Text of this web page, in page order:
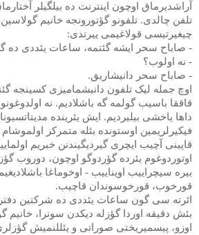
آراشدیرماق اوچون اینترنت ده بیلگیلر
تلفن چالدی. تلفونو گؤتورونجه خانیم
چیغیرتیسی قولاغیمی ییرتدی:
- صاباح سحر ایشه گئتمه، ساعات یئددی ده گل
- نه اولوب؟
- صاباح سحر دانیشاریق.
اوچ جمله لیک تلفون دانیشمامیزی کسینجه
قاققا باسیب گولمه گه باشلادیم. نه
داها یاخشی بیلیردیم. ایش یئرینده
فیکیرلریمین اوستونده بئله متمرکز
قاپینی آچیب ایچری گیردیگیندنن خبریم
اوتوردوغوم یئرده گؤردوگو اوچون، دوروب
بیره سیچراییب اویناییب - اوخوماغا
قورخوب، قورخوسوندان قاچیب.
ائرته سی گون ساعات یئددی ده شرکتین
بئش دقیقه اوردا گؤزله دیکدن سونرا،
اوزو، پیسمیریختی صوراتی و یئللنمیش